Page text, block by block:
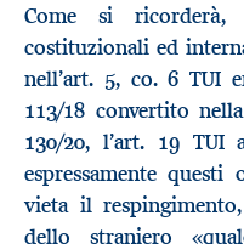
Come si
costituzionali ed
nell’art. 5, co. 6 TUI
113/18 convertito
130/20, l’art. 19 TUI
espressamente
vieta il respingimento,
dello straniero